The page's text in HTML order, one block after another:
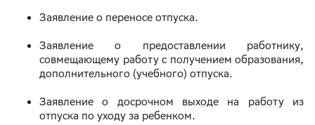
Заявление о переносе отпуска.
Заявление о предоставлении работнику,
совмещающему работу с получением образования,
дополнительного (учебного) отпуска.
Заявление о досрочном выходе на работу из
отпуска по уходу за ребенком.